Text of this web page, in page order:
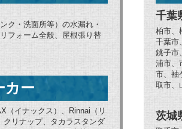
ク・洗面所等）の水漏れ・
フォーム全般、屋根張り替
カー
（イナックス）、Rinnai（リ
クリナップ、タカラスタンダ
千葉
柏市、
千葉市
銚子市
浦市、
市、袖
取市、
茨城